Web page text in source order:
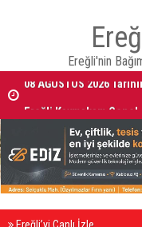
Ereğli'nin
08 AĞUSTOS 2026